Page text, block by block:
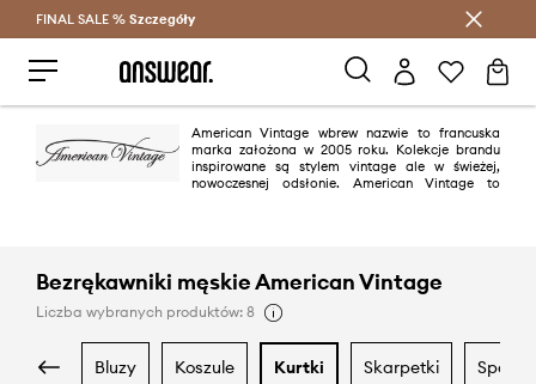
Oszczędzaj z Answear Club >
FINAL SALE % Szczegóły
American Vintage wbrew nazwie to francuska
marka założona w 2005 roku. Kolekcje brandu
inspirowane są stylem vintage ale w świeżej,
nowoczesnej odsłonie. American Vintage to
Bezrękawniki męskie American Vintage
Liczba wybranych produktów: 8
bluzy koszule kurtki skarpetki